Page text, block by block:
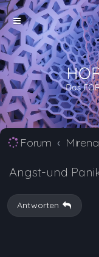
Forum
Angst-und
Antworten